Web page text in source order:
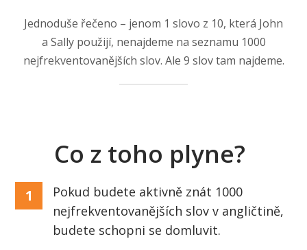
Jednoduše řečeno – jenom 1 slovo z 10, která John
a Sally použijí, nenajdeme na seznamu 1000
nejfrekventovanějších slov. Ale 9 slov tam najdeme.
Co z toho plyne?
1
Pokud budete aktivně znát 1000
nejfrekventovanějších slov v angličtině,
budete schopni se domluvit.